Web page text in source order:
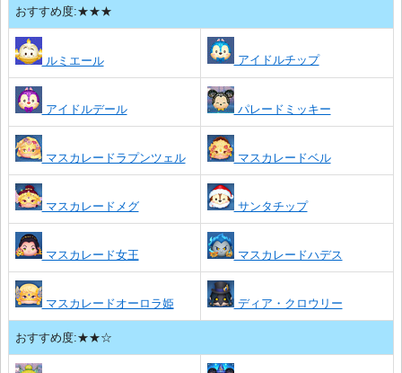
おすすめ度:★★★
ルミエール アイドルチップ
アイドルデール パレードミッキー
マスカレードラプンツェル マスカレードベル
マスカレードメグ サンタチップ
マスカレード女王 マスカレードハデス
マスカレードオーロラ姫 ディア・クロウリー
おすすめ度:★★☆